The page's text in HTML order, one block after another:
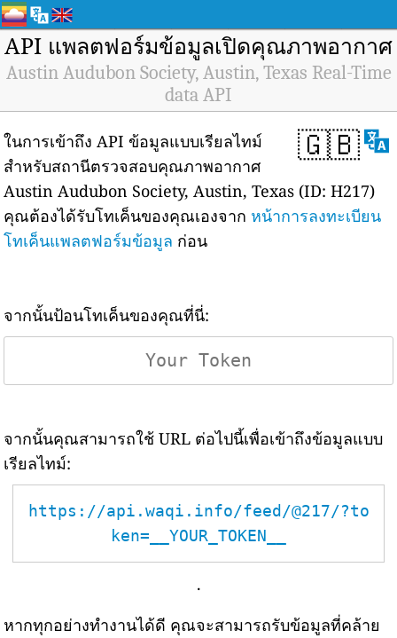
API แพลตฟอร์มข้อมูลเปิดคุณภาพอากาศ
Austin Audubon Society, Austin, Texas Real-Time
data API
🇬🇧
ในการเข้าถึง API ข้อมูลแบบเรียลไทม์
สำหรับสถานีตรวจสอบคุณภาพอากาศ
Austin Audubon Society, Austin, Texas (ID: H217)
คุณต้องได้รับโทเค็นของคุณเองจาก หน้าการลงทะเบียน
โทเค็นแพลตฟอร์มข้อมูล ก่อน
จากนั้นป้อนโทเค็นของคุณที่นี่:
จากนั้นคุณสามารถใช้ URL ต่อไปนี้เพื่อเข้าถึงข้อมูลแบบ
เรียลไทม์:
https://api.waqi.info/feed/@217/?to
ken=__YOUR_TOKEN__
.
หากทุกอย่างทำงานได้ดี คุณจะสามารถรับข้อมูลที่คล้าย